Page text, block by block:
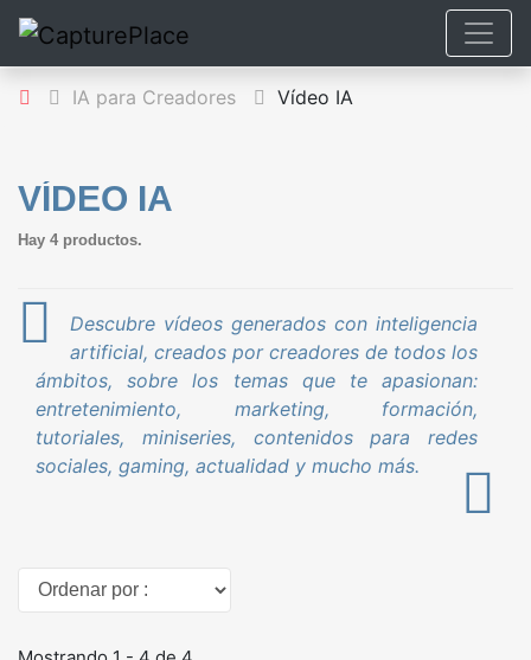
IA para Creadores Vídeo IA
VÍDEO IA
Hay 4 productos.
Descubre vídeos generados con inteligencia
artificial, creados por creadores de todos los
ámbitos, sobre los temas que te apasionan:
entretenimiento, marketing, formación,
tutoriales, miniseries, contenidos para redes
sociales, gaming, actualidad y mucho más.
Ordenar por :